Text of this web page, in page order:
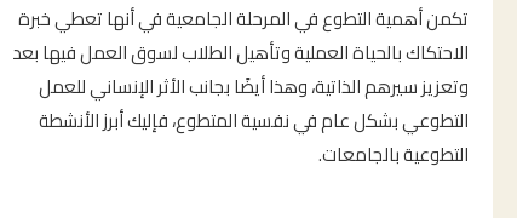
تكمن أهمية التطوع في المرحلة الجامعية في أنها تعطي خبرة
الاحتكاك بالحياة العملية وتأهيل الطلاب لسوق العمل فيها بعد
وتعزيز سيرهم الذاتية، وهذا أيضًا بجانب الأثر الإنساني للعمل
التطوعي بشكل عام في نفسية المتطوع، فإليك أبرز الأنشطة
التطوعية بالجامعات.